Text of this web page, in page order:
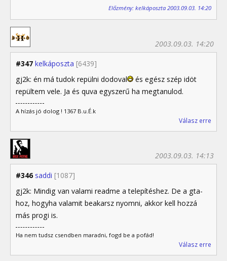
Előzmény: kelkáposzta 2003.09.03. 14:20
#347 kelkáposzta [6439]
2003.09.03. 14:20
gj2k: én má tudok repülni dodoval
és egész szép idöt
repültem vele. Ja és quva egyszerű ha megtanulod.
A hízás jó dolog ! 1367 B.u.É.k
Válasz erre
#346 saddi [1087]
2003.09.03. 14:13
gj2k: Mindig van valami readme a telepítéshez. De a gta-
hoz, hogyha valamit beakarsz nyomni, akkor kell hozzá
más progi is.
Ha nem tudsz csendben maradni, fogd be a pofád!
Válasz erre